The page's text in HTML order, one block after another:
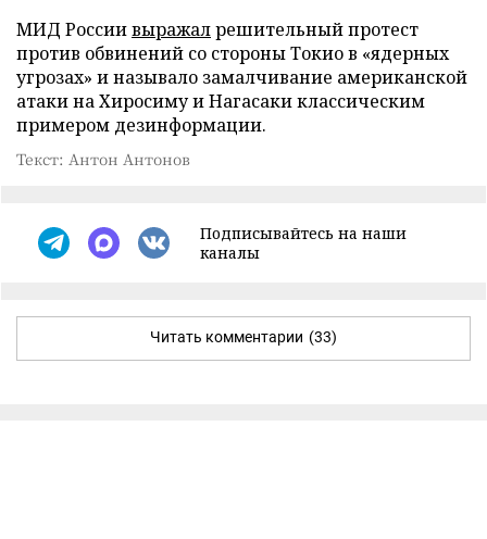
МИД Россиивыражалрешительный протест
против обвинений со стороны Токио в «ядерных
угрозах» и называло замалчивание американской
атаки на Хиросиму и Нагасаки классическим
примером дезинформации.
Текст: Антон Антонов
Подписывайтесь на наши
каналы
Читать комментарии (33)